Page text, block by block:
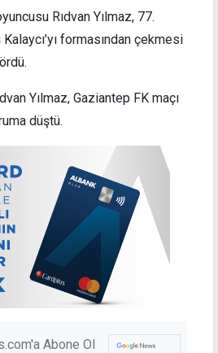
Rıdvan Yılmaz, 77.
formasından çekmesi
Yılmaz, Gaziantep FK maçı
düştü.
Abone Ol